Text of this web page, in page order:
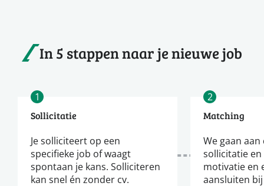
In 5 stappen naar je nieuwe job
1
Sollicitatie
Je solliciteert op een
specifieke job of waagt
spontaan je kans. Solliciteren
kan snel én zonder cv.
2
Matching
We gaan
sollicitatie
motivatie en
aansluiten